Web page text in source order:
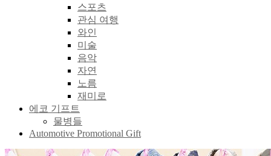
스포츠
관심 여행
와인
미술
음악
자연
노름
재미로
에코 기프트
물병들
Automotive Promotional Gift